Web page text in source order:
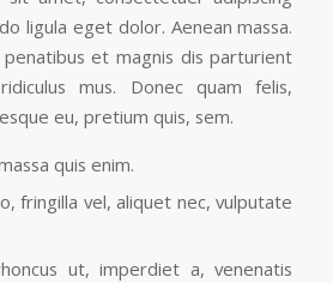
ligula eget dolor. Aenean massa.
penatibus et magnis dis parturient
mus. Donec quam felis,
eu, pretium quis, sem.
quis enim.
fringilla vel, aliquet nec, vulputate
ut, imperdiet a, venenatis